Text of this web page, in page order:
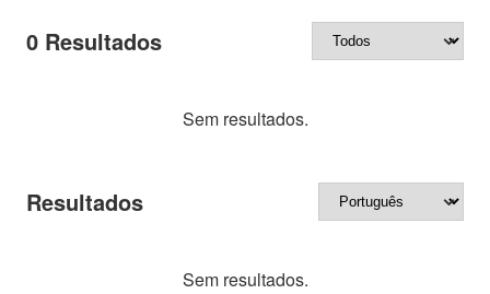
0 Resultados
Sem resultados.
Resultados
Sem resultados.